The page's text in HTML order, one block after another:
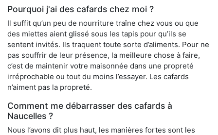
Pourquoi j'ai des cafards chez moi ?
Il suffit qu’un peu de nourriture traîne chez vous ou que
des miettes aient glissé sous les tapis pour qu’ils se
sentent invités. Ils traquent toute sorte d’aliments. Pour ne
pas souffrir de leur présence, la meilleure chose à faire,
c’est de maintenir votre maisonnée dans une propreté
irréprochable ou tout du moins l’essayer. Les cafards
n’aiment pas la propreté.
Comment me débarrasser des cafards à
Naucelles ?
Nous l’avons dit plus haut, les manières fortes sont les